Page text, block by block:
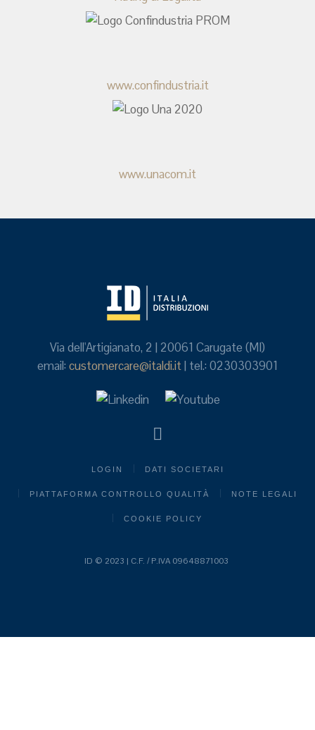
www.confindustria.it
www.unacom.it
Via dell'Artigianato, 2 | 20061 Carugate (MI)
email: customercare@italdi.it| tel.: 0230303901
LOGIN DATI SOCIETARI
PIATTAFORMA CONTROLLO QUALITÀ NOTE LEGALI
COOKIE POLICY
ID © 2023 | C.F. / P.IVA 09648871003